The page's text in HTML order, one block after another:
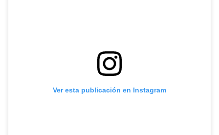
Ver esta publicación en Instagram